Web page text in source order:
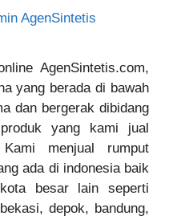
AgenSintetis
AgenSintetis.com,
yang berada di bawah
dan bergerak dibidang
yang kami jual
menjual rumput
ada di indonesia baik
besar lain seperti
depok, bandung,